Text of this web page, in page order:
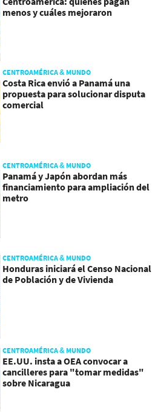
menos y cuáles mejoraron
CENTROAMÉRICA & MUNDO
Costa Rica envió a Panamá una
propuesta para solucionar disputa
comercial
CENTROAMÉRICA & MUNDO
Panamá y Japón abordan más
financiamiento para ampliación del
metro
CENTROAMÉRICA & MUNDO
Honduras iniciará el Censo Nacional
de Población y de Vivienda
CENTROAMÉRICA & MUNDO
EE.UU. insta a OEA convocar a
cancilleres para "tomar medidas"
sobre Nicaragua